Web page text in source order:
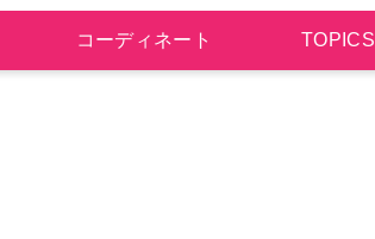
コーディネート TOPICS